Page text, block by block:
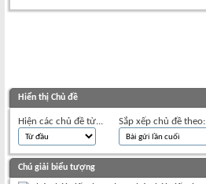
Hiển thị Chủ đề
Hiện các chủ đề từ... Sắp xếp chủ đề theo:
Chú giải biểu tượng